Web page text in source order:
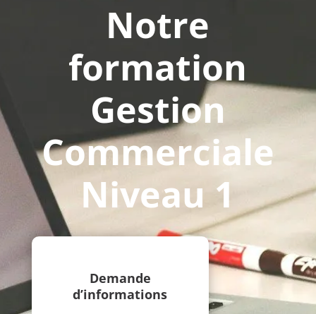
Notre
formation
Gestion
Commerciale
Niveau 1
Demande
d’informations